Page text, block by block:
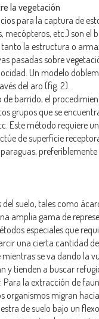
la vegetación
para la captura de
mecópteros, etc.) son el
la estructura o
pasadas sobre
Un modelo
del aro (fig. 2).
barrido, el
grupos que se
Este método requiere
de superficie
suelo, tales como
amplia gama de
especiales que
una cierta cantidad
se va dando la
y tienden a buscar
la extracción de
organismos migran
de suelo bajo un